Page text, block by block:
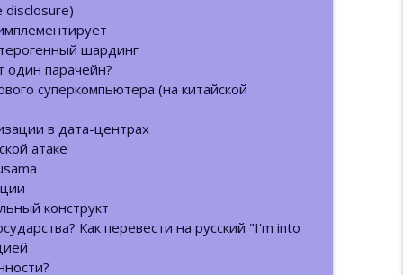
границы приватности в блокчейне
(ft. Евгений Пономарев)
disclosure)
шардинг
один парачейн?
суперкомпьютера (на китайской
в дата-центрах
атаке
конструкт
Как перевести на русский "I'm into